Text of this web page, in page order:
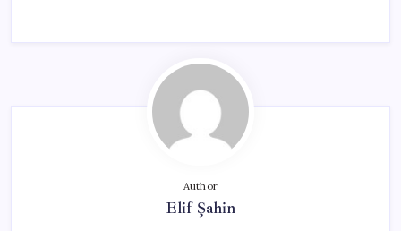
Author
Elif Şahin